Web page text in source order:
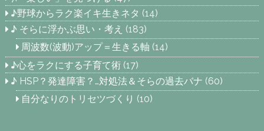
♪野球からラク楽イキ生きネタ (14)
♪ そらに浮かぶ思い・考え (183)
周波数(波動)アップ＝生きる軸 (14)
♪心をラクにする子育て術 (17)
♪ HSP？発達障害？…対処法＆そらの過去バナ (60)
自分なりのトリセツづくり (10)